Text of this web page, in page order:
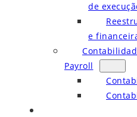
de
e
Payroll